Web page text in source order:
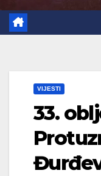
VIJESTI
33.